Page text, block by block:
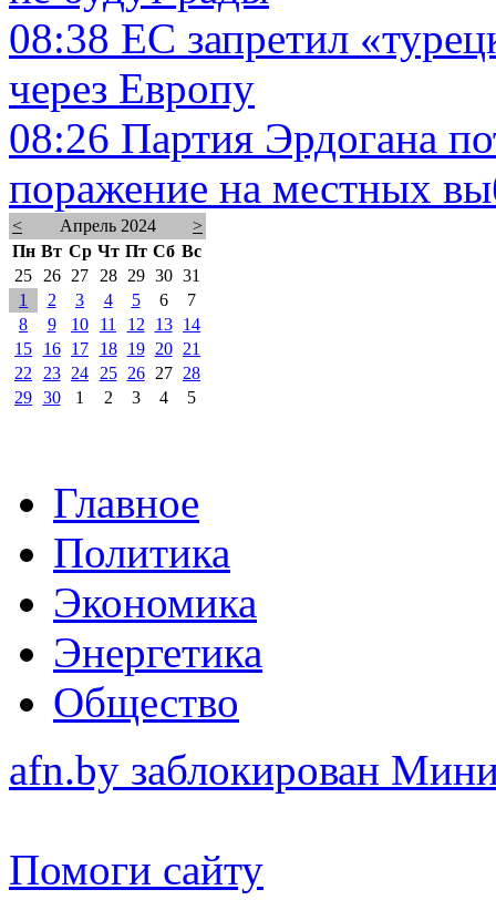
08:38 ЕС запретил
через Европу
08:26 Партия Эрдогана
поражение на местных
< Апрель 2024
>
Пн Вт Ср Чт Пт Сб Вс
25
26 27 28 29 30 31
1
2 3 4 5 6
7
8
9 10 11 12 13
14
15
16 17 18 19 20
21
22
23 24 25 26 27
28
29 30 1 2 3 4 5
Главное
Политика
Экономика
Энергетика
Общество
afn.by заблокирован
Помоги сайту